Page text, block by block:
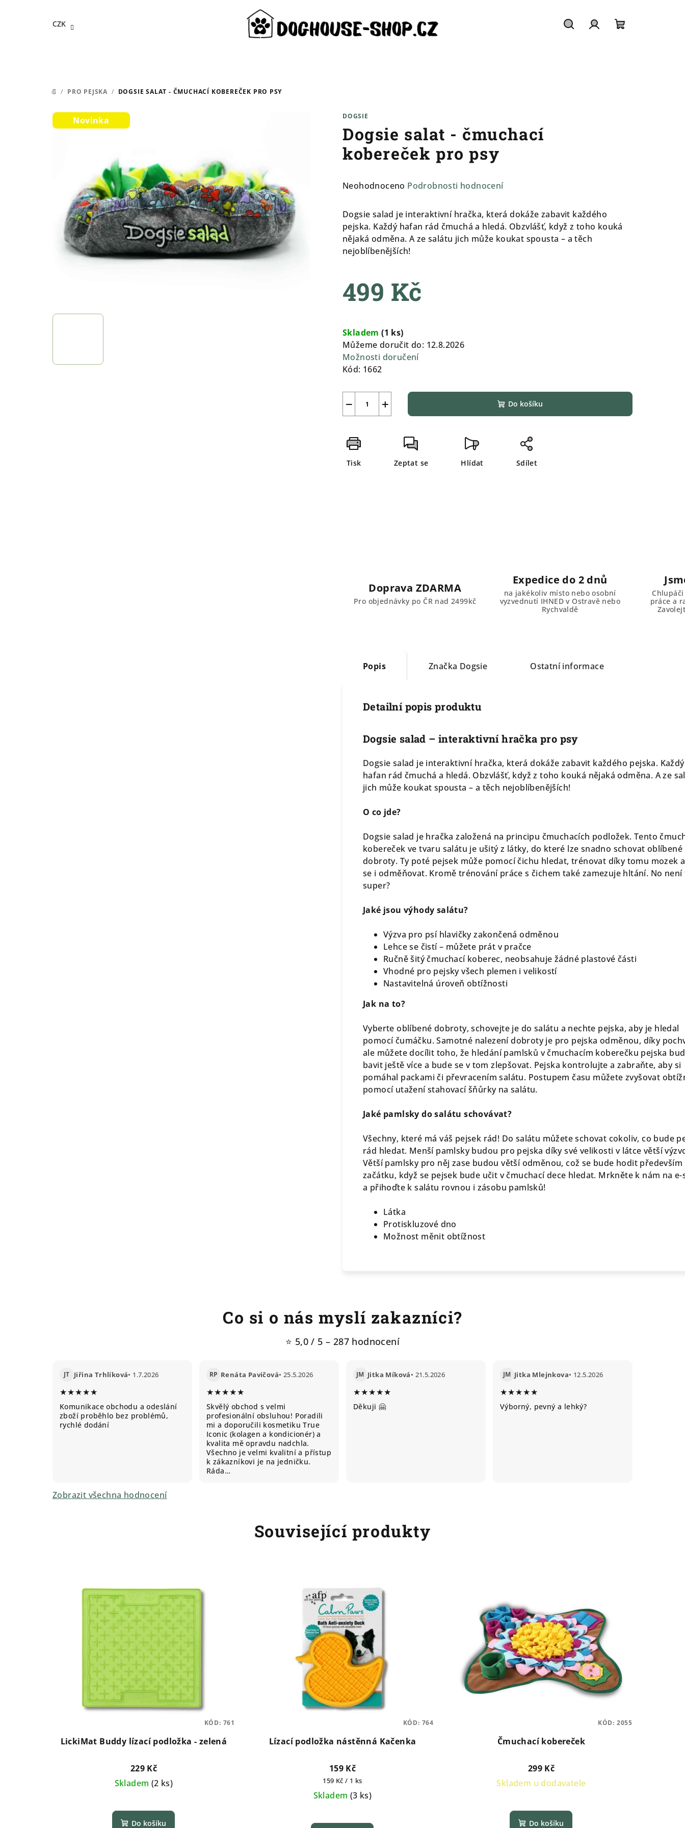
CZK
DOMŮ
/ PRO PEJSKA / DOGSIE SALAT - ČMUCHACÍ KOBEREČEK PRO PSY
DOGSIE
Dogsie salat - čmuchací
kobereček pro psy
Průměrné
produktu
0,0
Neohodnoceno Podrobnosti hodnocení
Dogsie salad je interaktivní hračka, která dokáže zabavit každého
pejska. Každý hafan rád čmuchá a hledá. Obzvlášť, když z toho kouká
nějaká odměna. A ze salátu jich může koukat spousta – a těch
nejoblíbenějších!
499 Kč
cena:
Skladem(1 ks)
Můžeme doručit do: 12.8.2026
Možnosti doručení
Kód: 1662
+
− Do košíku
Tisk Zeptat se Hlídat Sdílet
Novinka
Doprava ZDARMA
Pro objednávky po ČR nad 2499kč
Expedice do 2 dnů
na jakékoliv místo nebo osobní
vyzvednutí IHNED v Ostravě nebo
Rychvaldě
práce a
Popis Značka Dogsie Ostatní informace
Detailní popis produktu
Dogsie salad – interaktivní hračka pro psy
Dogsie salad je interaktivní hračka, která dokáže zabavit každého pejska. Každý
hafan rád čmuchá a hledá. Obzvlášť, když z toho kouká nějaká odměna. A ze
jich může koukat spousta – a těch nejoblíbenějších!
O co jde?
Dogsie salad je hračka založená na principu čmuchacích podložek. Tento
kobereček ve tvaru salátu je ušitý z látky, do které lze snadno schovat oblíbené
dobroty. Ty poté pejsek může pomocí čichu hledat, trénovat díky tomu mozek
se i odměňovat. Kromě trénování práce s čichem také zamezuje hltání. No není
super?
Jaké jsou výhody salátu?
Výzva pro psí hlavičky zakončená odměnou
Lehce se čistí – můžete prát v pračce
Ručně šitý čmuchací koberec, neobsahuje žádné plastové části
Vhodné pro pejsky všech plemen i velikostí
Nastavitelná úroveň obtížnosti
Jak na to?
Vyberte oblíbené dobroty, schovejte je do salátu a nechte pejska, aby je hledal
pomocí čumáčku. Samotné nalezení dobroty je pro pejska odměnou, díky
ale můžete docílit toho, že hledání pamlsků v čmuchacím koberečku pejska
bavit ještě více a bude se v tom zlepšovat. Pejska kontrolujte a zabraňte, aby si
pomáhal packami či převracením salátu. Postupem času můžete zvyšovat
pomocí utažení stahovací šňůrky na salátu.
Jaké pamlsky do salátu schovávat?
Všechny, které má váš pejsek rád! Do salátu můžete schovat cokoliv, co bude
rád hledat. Menší pamlsky budou pro pejska díky své velikosti v látce větší
Větší pamlsky pro něj zase budou větší odměnou, což se bude hodit především
začátku, když se pejsek bude učit v čmuchací dece hledat. Mrkněte k nám na
a přihoďte k salátu rovnou i zásobu pamlsků!
Látka
Protiskluzové dno
Možnost měnit obtížnost
Co si o nás myslí zakazníci?
⭐ 5,0 / 5 – 287 hodnocení
JT Jiřina Trhlíková• 1.7.2026
★★★★★
Komunikace obchodu a odeslání
zboží proběhlo bez problémů,
rychlé dodání
RP Renáta Pavičová• 25.5.2026
★★★★★
Skvělý obchod s velmi
profesionální obsluhou! Poradili
mi a doporučili kosmetiku True
Iconic (kolagen a kondicionér) a
kvalita mě opravdu nadchla.
Všechno je velmi kvalitní a přístup
k zákazníkovi je na jedničku.
Ráda…
JM Jitka Míková• 21.5.2026
★★★★★
Děkuji 🤗
JM Jitka Mlejnkova• 12.5.2026
★★★★★
Výborný, pevný a lehký?
Zobrazit všechna hodnocení
Související produkty
LickiMat Buddy lízací podložka - zelená
229 Kč
Skladem (2 ks)
Do košíku
KÓD: 761
Lízací podložka nástěnná Kačenka
159 Kč
Měrná
cena:
159 Kč / 1 ks
Skladem (3 ks)
KÓD: 764
Čmuchací kobereček
299 Kč
Skladem u dodavatele
hodnocení
Do košíku
KÓD: 2055